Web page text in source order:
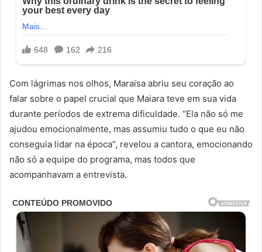
Com lágrimas nos olhos, Maraisa abriu seu coração ao
falar sobre o papel crucial que Maiara teve em sua vida
durante períodos de extrema dificuldade. “Ela não só me
ajudou emocionalmente, mas assumiu tudo o que eu não
conseguia lidar na época”, revelou a cantora, emocionando
não só a equipe do programa, mas todos que
acompanhavam a entrevista.